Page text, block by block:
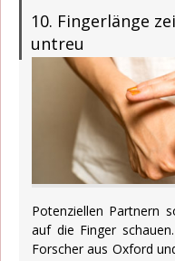
10. Fingerlänge
untreu
Potenziellen Partnern
auf die Finger
Forscher aus Oxford